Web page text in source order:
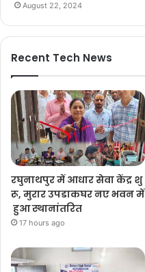
August 22, 2024
Recent Tech News
रघुनाथपुर में आधार सेवा केंद्र शु
रू, मुरार उपडाकघर नए भवन में
हुआ स्थानांतरित
17 hours ago